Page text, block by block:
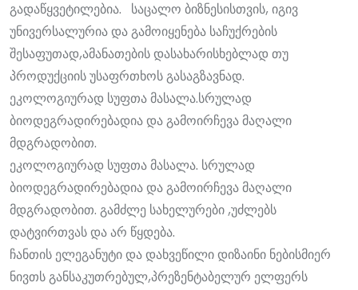
გადაწყვეტილებია. საცალო ბიზნესისთვის, იგივ
უნივერსალურია და გამოიყენება საჩუქრების
შესაფუთად,ამანათების დასახარისხებლად თუ
პროდუქციის უსაფრთხოს გასაგზავნად.
ეკოლოგიურად სუფთა მასალა.სრულად
ბიოდეგრადირებადია და გამოირჩევა მაღალი
მდგრადობით.
ეკოლოგიურად სუფთა მასალა. სრულად
ბიოდეგრადირებადია და გამოირჩევა მაღალი
მდგრადობით. გამძლე სახელურები ,უძლებს
დატვირთვას და არ წყდება.
ჩანთის ელეგანუტი და დახვეწილი დიზაინი ნებისმიერ
ნივთს განსაკუთრებულ,პრეზენტაბელურ ელფერს